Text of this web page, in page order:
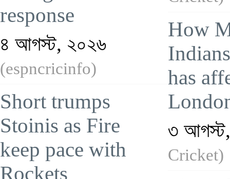
response
৪ আগস্ট, ২০২৬
(espncricinfo)
Short trumps
Stoinis as Fire
keep pace with
Rockets
How
has
৩
Cricket)